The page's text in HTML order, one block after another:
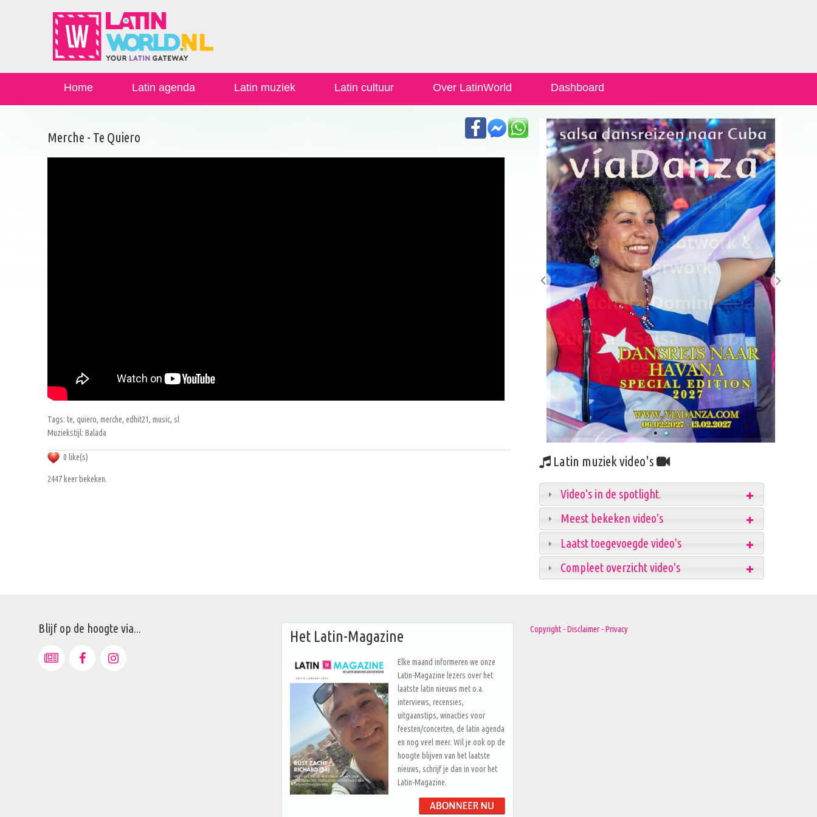
Home Latin agenda Latin muziek Latin cultuur Over LatinWorld Dashboard
Merche - Te Quiero
Tags: te, quiero, merche, edhit21, music, sl
Muziekstijl: Balada
0 like(s)
2447 keer bekeken.
Latin muziek video's
Video's in de spotlight.
Meest bekeken video's
Laatst toegevoegde video's
Compleet overzicht video's
Blijf op de hoogte via... Het Latin-Magazine
Elke maand informeren we onze
Latin-Magazine lezers over het
laatste latin nieuws met o.a.
interviews, recensies,
uitgaanstips, winacties voor
feesten/concerten, de latin agenda
en nog veel meer. Wil je ook op de
hoogte blijven van het laatste
nieuws, schrijf je dan in voor het
Latin-Magazine.
Copyright - Disclaimer - Privacy